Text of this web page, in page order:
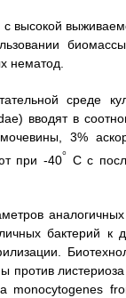
высокой
нематод.
среде
вводят в
3%
при -40° С с
бактерий к
листериоза
monocytogenes